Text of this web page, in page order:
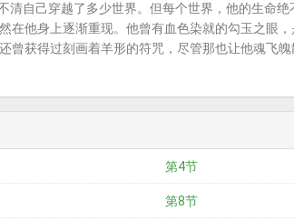
自己穿越了多少世界。但每个世界，他的生命绝
在他身上逐渐重现。他曾有血色染就的勾玉之眼
获得过刻画着羊形的符咒，尽管那也让他魂飞魄
第4节
第8节